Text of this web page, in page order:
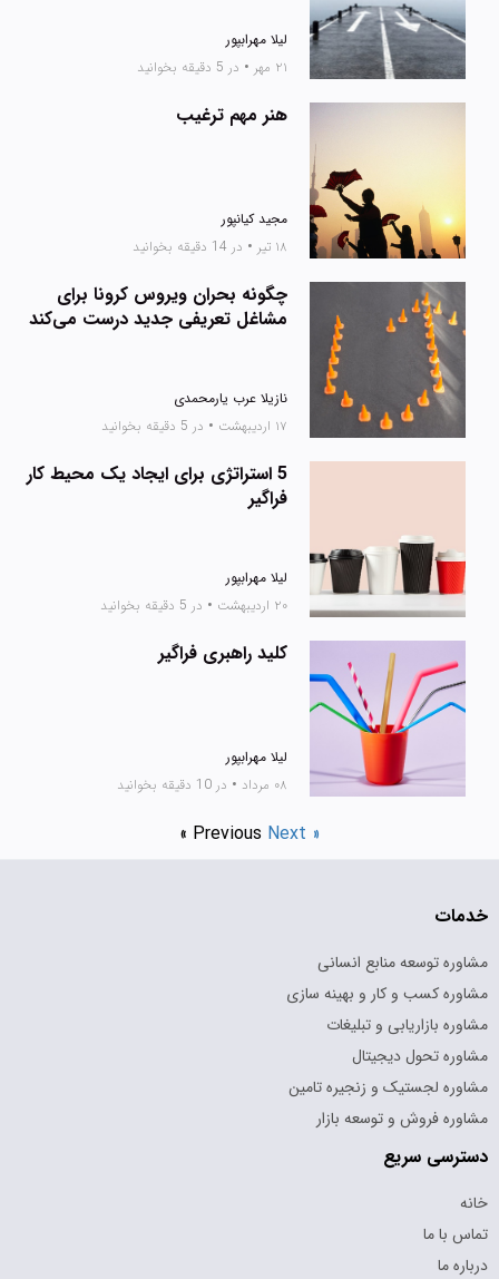
لیلا مهرابپور
۲۱ مهر
• در 5 دقیقه بخوانید
هنر مهم ترغیب
مجید کیانپور
۱۸ تیر
• در 14 دقیقه بخوانید
چگونه بحران ویروس کرونا برای
مشاغل تعریفی جدید درست می‌کند
نازیلا عرب یارمحمدی
۱۷ اردیبهشت
• در 5 دقیقه بخوانید
5 استراتژی برای ایجاد یک محیط کار
فراگیر
لیلا مهرابپور
۲۰ اردیبهشت
• در 5 دقیقه بخوانید
کلید راهبری فراگیر
لیلا مهرابپور
۰۸ مرداد
• در 10 دقیقه بخوانید
« Previous Next »
خدمات
مشاوره توسعه منابع انسانی
مشاوره کسب و کار و بهینه سازی
مشاوره بازاریابی و تبلیغات
مشاوره تحول دیجیتال
مشاوره لجستیک و زنجیره تامین
مشاوره فروش و توسعه بازار
دسترسی سریع
خانه
تماس با ما
درباره ما